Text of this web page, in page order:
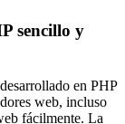
sencillo y
en PHP
web, incluso
fácilmente. La